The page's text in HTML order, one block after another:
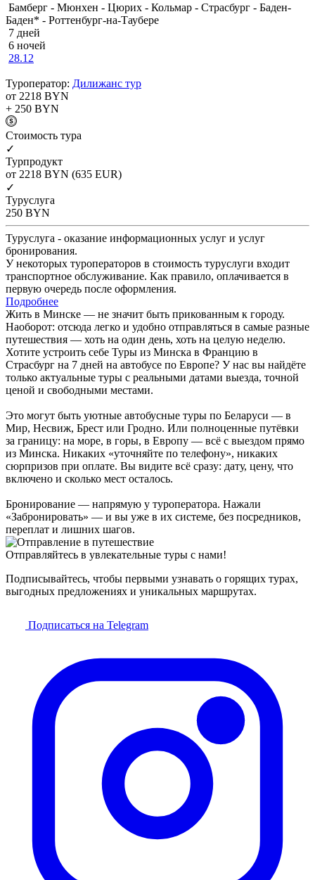
Бамберг - Мюнхен - Цюрих - Кольмар - Страсбург - Баден-
Баден* - Роттенбург-на-Таубере
7 дней
6 ночей
28.12
Туроператор: Дилижанс тур
от 2218 BYN
+ 250 BYN
Cтоимость тура
✓
Турпродукт
от 2218 BYN (635 EUR)
✓
Туруслуга
250 BYN
Туруслуга - оказание информационных услуг и услуг
бронирования.
У некоторых туроператоров в стоимость туруслуги входит
транспортное обслуживание. Как правило, оплачивается в
первую очередь после оформления.
Подробнее
Жить в Минске — не значит быть прикованным к городу.
Наоборот: отсюда легко и удобно отправляться в самые разные
путешествия — хоть на один день, хоть на целую неделю.
Хотите устроить себе Туры из Минска в Францию в
Страсбург на 7 дней на автобусе по Европе? У нас вы найдёте
только актуальные туры с реальными датами выезда, точной
ценой и свободными местами.
Это могут быть уютные автобусные туры по Беларуси — в
Мир, Несвиж, Брест или Гродно. Или полноценные путёвки
за границу: на море, в горы, в Европу — всё с выездом прямо
из Минска. Никаких «уточняйте по телефону», никаких
сюрпризов при оплате. Вы видите всё сразу: дату, цену, что
включено и сколько мест осталось.
Бронирование — напрямую у туроператора. Нажали
«Забронировать» — и вы уже в их системе, без посредников,
переплат и лишних шагов.
Отправляйтесь в увлекательные туры с нами!
Подписывайтесь, чтобы первыми узнавать о горящих турах,
выгодных предложениях и уникальных маршрутах.
Подписаться на Telegram